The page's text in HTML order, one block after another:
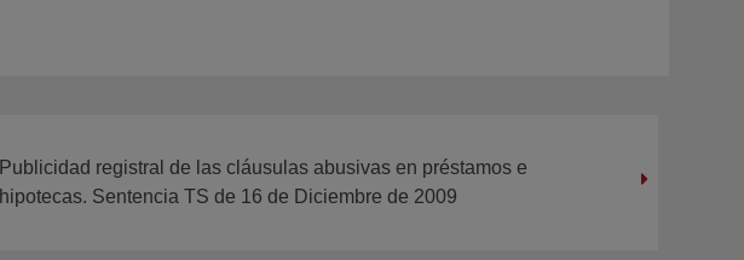
Publicidad registral de las cláusulas abusivas en préstamos e
hipotecas. Sentencia TS de 16 de Diciembre de 2009